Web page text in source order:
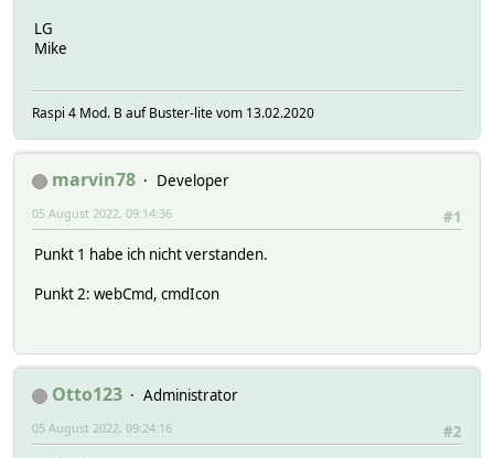
LG
Mike
Raspi 4 Mod. B auf Buster-lite vom 13.02.2020
marvin78
Developer
#1
05 August 2022, 09:14:36
Punkt 1 habe ich nicht verstanden.
Punkt 2: webCmd, cmdIcon
Otto123
Administrator
#2
05 August 2022, 09:24:16